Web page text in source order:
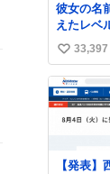
彼女の名
えたレベ
い
い
ね
数
33,397
【発表】